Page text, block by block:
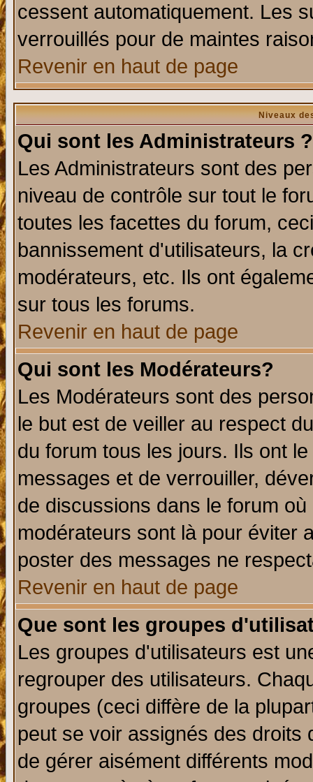
cessent automatiquement. Les
verrouillés pour de maintes
Revenir en haut de page
Niveaux
Qui sont les Administrateurs ?
Les Administrateurs sont des
niveau de contrôle sur tout le
toutes les facettes du forum,
bannissement d'utilisateurs, la
modérateurs, etc. Ils ont
sur tous les forums.
Revenir en haut de page
Qui sont les Modérateurs?
Les Modérateurs sont des
le but est de veiller au respect
du forum tous les jours. Ils ont
messages et de verrouiller,
de discussions dans le forum
modérateurs sont là pour éviter
poster des messages ne
Revenir en haut de page
Que sont les groupes
Les groupes d'utilisateurs est
regrouper des utilisateurs.
groupes (ceci diffère de la
peut se voir assignés des
de gérer aisément différents